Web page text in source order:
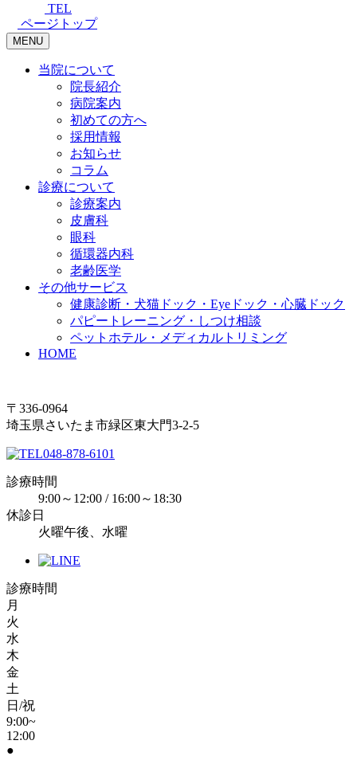
TEL
ページトップ
MENU
当院について
院長紹介
病院案内
初めての方へ
採用情報
お知らせ
コラム
診療について
診療案内
皮膚科
眼科
循環器内科
老齢医学
その他サービス
健康診断・犬猫ドック・Eyeドック・心臓ドック
パピートレーニング・しつけ相談
ペットホテル・メディカルトリミング
HOME
〒336-0964
埼玉県さいたま市緑区東大門3-2-5
048-878-6101
診療時間
9:00～12:00 / 16:00～18:30
休診日
火曜午後、水曜
診療時間
月
火
水
木
金
土
日/祝
9:00~
12:00
●